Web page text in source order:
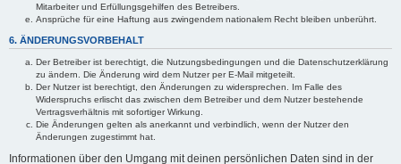
Mitarbeiter und Erfüllungsgehilfen des Betreibers.
Ansprüche für eine Haftung aus zwingendem nationalem Recht bleiben unberührt.
6. ÄNDERUNGSVORBEHALT
Der Betreiber ist berechtigt, die Nutzungsbedingungen und die Datenschutzerklärung
zu ändern. Die Änderung wird dem Nutzer per E-Mail mitgeteilt.
Der Nutzer ist berechtigt, den Änderungen zu widersprechen. Im Falle des
Widerspruchs erlischt das zwischen dem Betreiber und dem Nutzer bestehende
Vertragsverhältnis mit sofortiger Wirkung.
Die Änderungen gelten als anerkannt und verbindlich, wenn der Nutzer den
Änderungen zugestimmt hat.
Informationen über den Umgang mit deinen persönlichen Daten sind in der